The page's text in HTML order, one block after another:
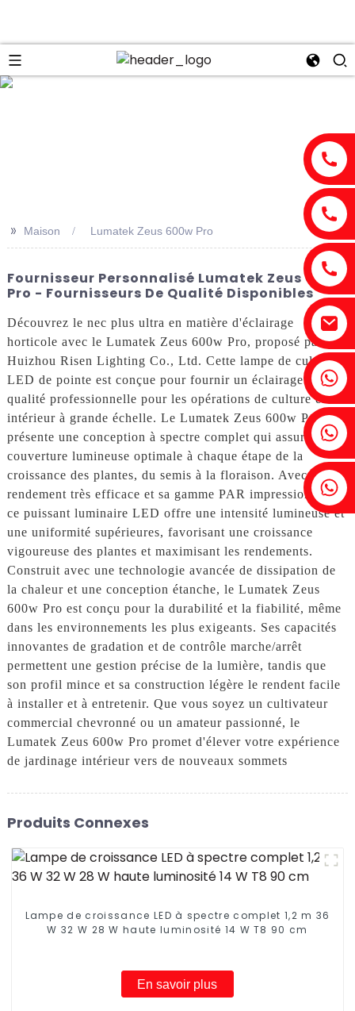
Fenia : +86 18607525299
Lierre : +86 18607522355
Tobin : +86 18818667168
>> Maison Lumatek Zeus 600w Pro
Fournisseur Personnalisé Lumatek Zeus 600w
Pro - Fournisseurs De Qualité Disponibles
Découvrez le nec plus ultra en matière d'éclairage
horticole avec le Lumatek Zeus 600w Pro, proposé par
Huizhou Risen Lighting Co., Ltd. Cette lampe de culture
LED de pointe est conçue pour fournir un éclairage de
qualité professionnelle pour les opérations de culture en
intérieur à grande échelle. Le Lumatek Zeus 600w Pro
présente une conception à spectre complet qui assure une
couverture lumineuse optimale à chaque étape de la
croissance des plantes, du semis à la floraison. Avec son
rendement très efficace et sa gamme PAR impressionnante,
ce puissant luminaire LED offre une intensité lumineuse et
une uniformité supérieures, favorisant une croissance
vigoureuse des plantes et maximisant les rendements.
Construit avec une technologie avancée de dissipation de
la chaleur et une conception étanche, le Lumatek Zeus
600w Pro est conçu pour la durabilité et la fiabilité, même
dans les environnements les plus exigeants. Ses capacités
innovantes de gradation et de contrôle marche/arrêt
permettent une gestion précise de la lumière, tandis que
son profil mince et sa construction légère le rendent facile
à installer et à entretenir. Que vous soyez un cultivateur
commercial chevronné ou un amateur passionné, le
Lumatek Zeus 600w Pro promet d'élever votre expérience
de jardinage intérieur vers de nouveaux sommets
Produits Connexes
Lampe de croissance LED à spectre complet 1,2 m 36
W 32 W 28 W haute luminosité 14 W T8 90 cm
En savoir plus